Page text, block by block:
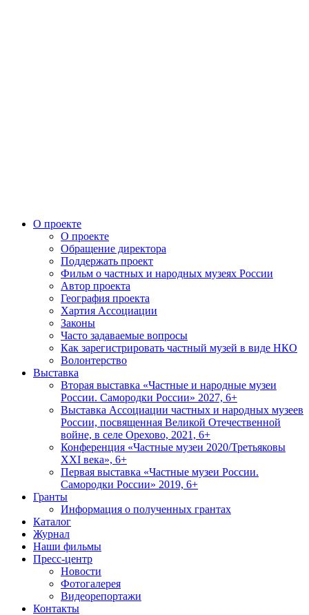
О проекте
О проекте
Обращение директора
Поддержать проект
Фильм о частных и народных музеях России
Автор проекта
География проекта
Хартия Ассоциации
Законы
Часто задаваемые вопросы
Как зарегистрировать частный музей в виде НКО
Волонтерство
Выставка
Вторая выставка «Частные и народные музеи
России. Самородки России» 2027, 6+
Выставка Ассоциации частных и народных музеев
России, посвященная Великой Отечественной
войне, в селе Орехово, 2021, 6+
Конференция «Частные музеи 2020/Третьяковы
XXI века», 6+
Первая выставка «Частные музеи России.
Самородки России» 2019, 6+
Гранты
Информация о полученных грантах
Каталог
Журнал
Наши фильмы
Пресс-центр
Новости
Фотогалерея
Видеорепортажи
Контакты